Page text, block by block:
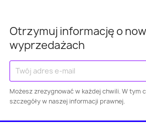
Otrzymuj informację o
wyprzedażach
Możesz zrezygnować w każdej chwili. W tym
szczegóły w naszej informacji prawnej.